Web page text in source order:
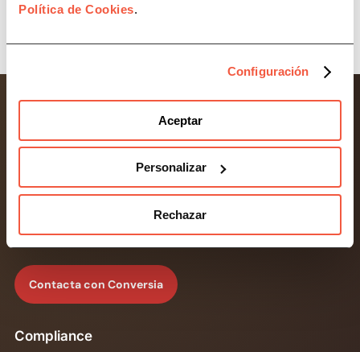
Política de Cookies.
Configuración
Aceptar
Personalizar
Rechazar
estarán adaptadas a esta nueva ley.
Consultoría líder en protección de datos y
compliance para empresas, pymes y autónomos.
Desarrollamos soluciones legaltech para simplificar
la gestión normativa de tu negocio.
Contacta con Conversia
Compliance